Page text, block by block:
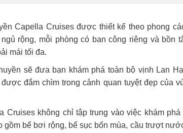
Capella Cruises được thiết kế theo phong
rộng, mỗi phòng có ban công riêng và bồn
mái tối đa.
sẽ đưa bạn khám phá toàn bộ vịnh Lan
đắm chìm trong cảnh quan tuyệt đẹp của
Cruises không chỉ tập trung vào việc khám
gồm bể bơi rộng, bể sục bốn mùa, cầu trượt